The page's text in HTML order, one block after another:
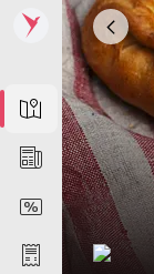
Map
News
DiscountCard
Purchases